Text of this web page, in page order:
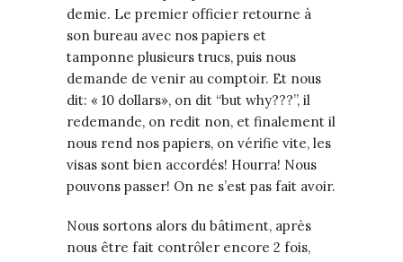
demie. Le premier officier retourne à
son bureau avec nos papiers et
tamponne plusieurs trucs, puis nous
demande de venir au comptoir. Et nous
dit: « 10 dollars», on dit “but why???”, il
redemande, on redit non, et finalement il
nous rend nos papiers, on vérifie vite, les
visas sont bien accordés! Hourra! Nous
pouvons passer! On ne s’est pas fait avoir.
Nous sortons alors du bâtiment, après
nous être fait contrôler encore 2 fois,